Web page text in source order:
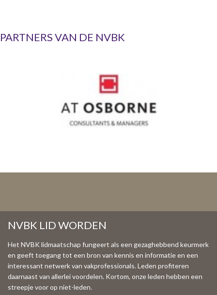
PARTNERS VAN DE NVBK
NVBK LID WORDEN
Het NVBK lidmaatschap fungeert als een gezaghebbend keurmerk
en geeft toegang tot een bron van kennis en informatie en een
interessant netwerk van vakprofessionals. Leden profiteren
daarnaast van allerlei voordelen. Kortom, onze leden hebben een
streepje voor op niet-leden.